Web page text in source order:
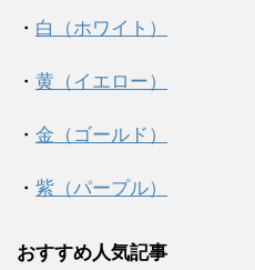
・ 白（ホワイト）
・ 黄（イエロー）
・ 金（ゴールド）
・ 紫（パープル）
おすすめ人気記事